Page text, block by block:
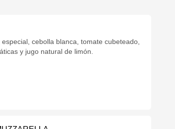
cebolla blanca, tomate cubeteado,
y jugo natural de limón.